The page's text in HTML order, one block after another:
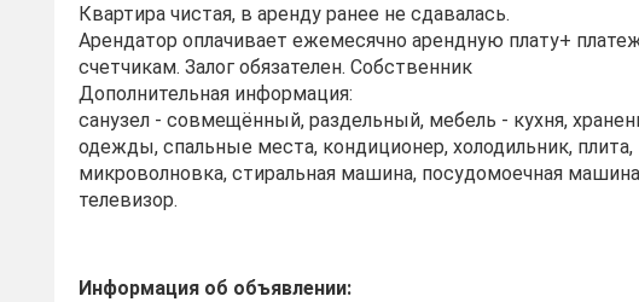
Квартира чистая, в аренду ранее не сдавалась.
Арендатор оплачивает ежемесячно арендную плату+
счетчикам. Залог обязателен. Собственник
Дополнительная информация:
санузел - совмещённый, раздельный, мебель - кухня,
одежды, спальные места, кондиционер, холодильник, плита,
микроволновка, стиральная машина, посудомоечная
телевизор.
Информация об объявлении: